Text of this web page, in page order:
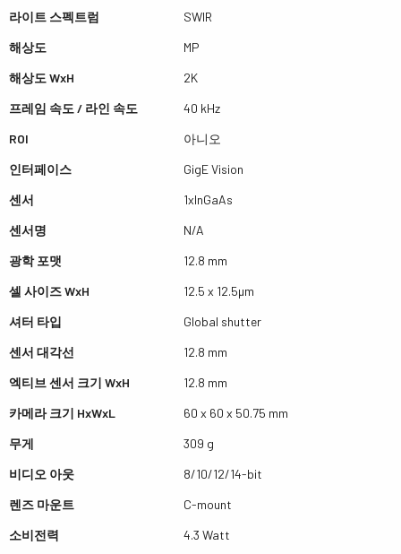
라이트 스펙트럼
SWIR
해상도
MP
해상도 WxH
2K
프레임 속도 / 라인 속도
40 kHz
ROI
아니오
인터페이스
GigE Vision
센서
1xInGaAs
센서명
N/A
광학 포맷
12.8 mm
셀 사이즈 WxH
12.5 x 12.5µm
셔터 타입
Global shutter
센서 대각선
12.8 mm
엑티브 센서 크기 WxH
12.8 mm
카메라 크기 HxWxL
60 x 60 x 50.75 mm
무게
309 g
비디오 아웃
8/10/12/14-bit
렌즈 마운트
C-mount
소비전력
4.3 Watt